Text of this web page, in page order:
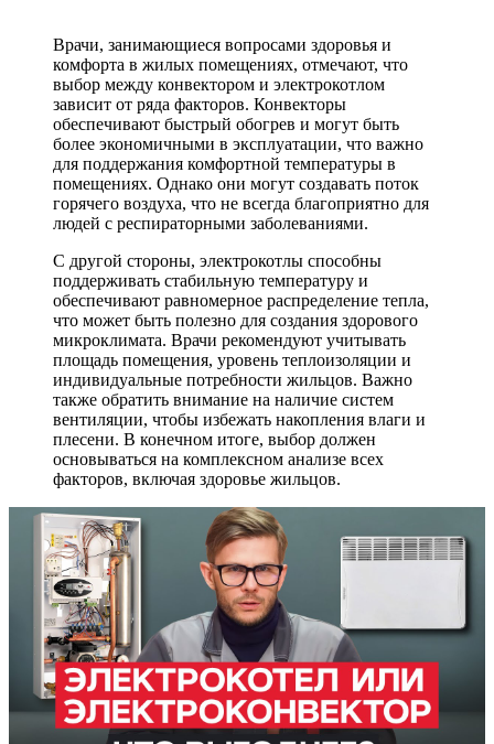
Врачи, занимающиеся вопросами здоровья и
комфорта в жилых помещениях, отмечают, что
выбор между конвектором и электрокотлом
зависит от ряда факторов. Конвекторы
обеспечивают быстрый обогрев и могут быть
более экономичными в эксплуатации, что важно
для поддержания комфортной температуры в
помещениях. Однако они могут создавать поток
горячего воздуха, что не всегда благоприятно для
людей с респираторными заболеваниями.
С другой стороны, электрокотлы способны
поддерживать стабильную температуру и
обеспечивают равномерное распределение тепла,
что может быть полезно для создания здорового
микроклимата. Врачи рекомендуют учитывать
площадь помещения, уровень теплоизоляции и
индивидуальные потребности жильцов. Важно
также обратить внимание на наличие систем
вентиляции, чтобы избежать накопления влаги и
плесени. В конечном итоге, выбор должен
основываться на комплексном анализе всех
факторов, включая здоровье жильцов.